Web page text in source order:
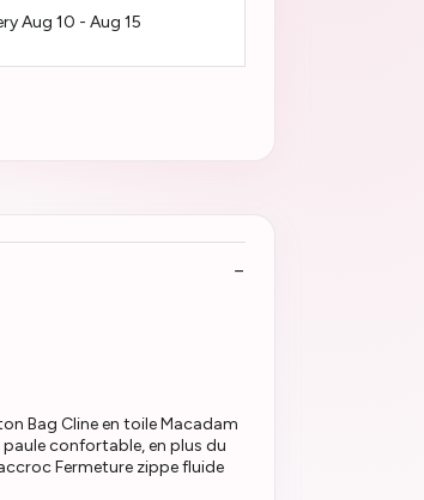
Aug 10 - Aug 15
Bag Cline en toile Macadam
confortable, en plus du
Fermeture zippe fluide